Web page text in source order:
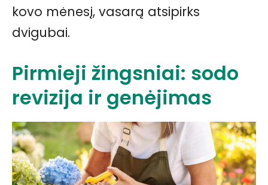
kovo mėnesį, vasarą atsipirks
dvigubai.
Pirmieji žingsniai: sodo
revizija ir genėjimas